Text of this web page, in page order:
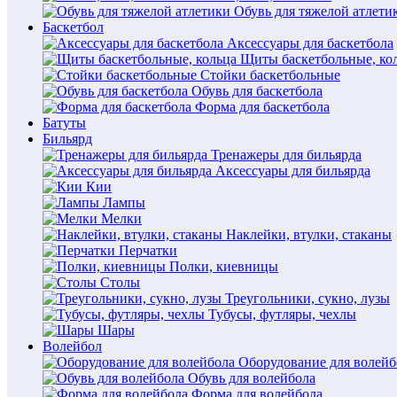
Обувь для тяжелой
Баскетбол
Аксессуары для баскетбола
Щиты баскетбольные,
Стойки баскетбольные
Обувь для баскетбола
Форма для баскетбола
Батуты
Бильярд
Тренажеры для бильярда
Аксессуары для бильярда
Кии
Лампы
Мелки
Наклейки, втулки, стаканы
Перчатки
Полки, киевницы
Столы
Треугольники, сукно, лузы
Тубусы, футляры, чехлы
Шары
Волейбол
Оборудование для
Обувь для волейбола
Форма для волейбола